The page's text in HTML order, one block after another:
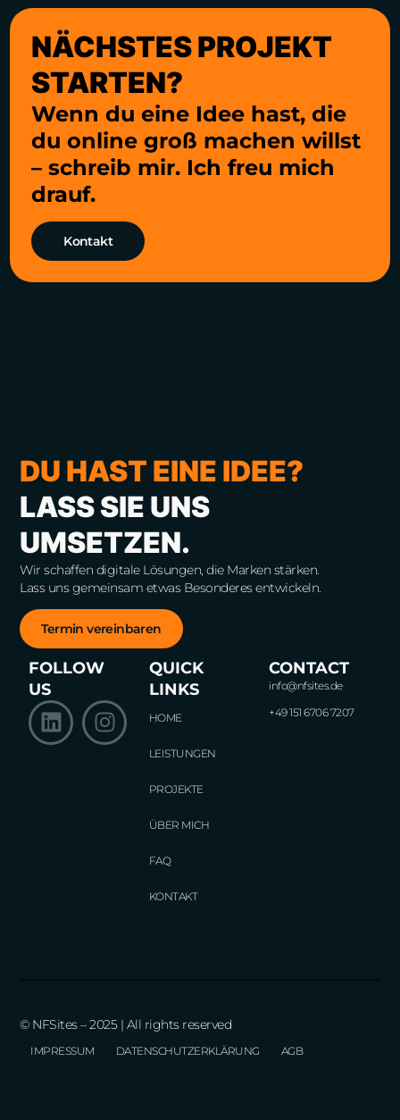
NÄCHSTES PROJEKT
STARTEN?
Wenn du eine Idee hast, die
du online groß machen willst
– schreib mir. Ich freu mich
drauf.
Kontakt
DU HAST EINE IDEE?
LASS SIE UNS
UMSETZEN.
Wir schaffen digitale Lösungen, die Marken stärken.
Lass uns gemeinsam etwas Besonderes entwickeln.
Termin vereinbaren
FOLLOW
US
QUICK
LINKS
HOME
LEISTUNGEN
PROJEKTE
ÜBER MICH
FAQ
KONTAKT
CONTACT
info@nfsites.de
+49 151 6706 7207
© NFSites – 2025 | All rights reserved
IMPRESSUM DATENSCHUTZERKLÄRUNG AGB